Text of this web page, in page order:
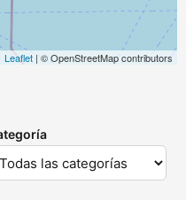
Leaflet | © OpenStreetMap contributors